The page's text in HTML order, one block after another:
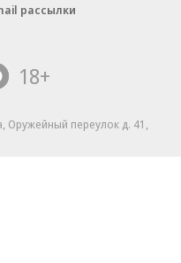
рассылки
18+
Оружейный переулок д. 41,